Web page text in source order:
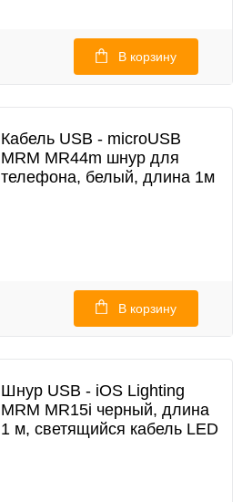
В корзину
Кабель USB - microUSB
MRM MR44m шнур для
телефона, белый, длина 1м
В корзину
Шнур USB - iOS Lighting
MRM MR15i черный, длина
1 м, светящийся кабель LED